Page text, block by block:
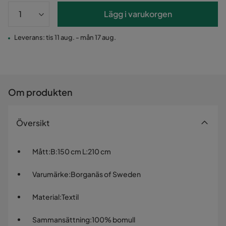
Lägg i varukorgen
Leverans: tis 11 aug. - mån 17 aug.
Om produkten
Översikt
Mått:B:150 cm L:210 cm
Varumärke:Borganäs of Sweden
Material:Textil
Sammansättning:100% bomull